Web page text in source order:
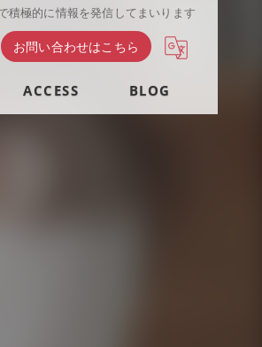
積極的に情報を発信してまいります
お問い合わせはこちら
ACCESS BLOG